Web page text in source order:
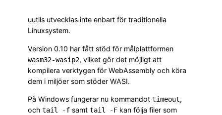
uutils utvecklas inte enbart för traditionella
Linuxsystem.
Version 0.10 har fått stöd för målplattformen
wasm32-wasip2, vilket gör det möjligt att
kompilera verktygen för WebAssembly och köra
dem i miljöer som stöder WASI.
På Windows fungerar nu kommandot timeout,
och tail -f samt tail -F kan följa filer som